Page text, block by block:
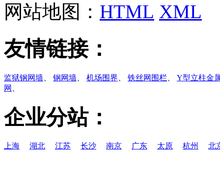
网站地图： HTML XML
友情链接：
监狱钢网墙 钢网墙 机场围界 铁丝网围栏
Y型立柱金
网
企业分站：
上海 湖北 江苏 长沙 南京 广东 太原 杭州 北